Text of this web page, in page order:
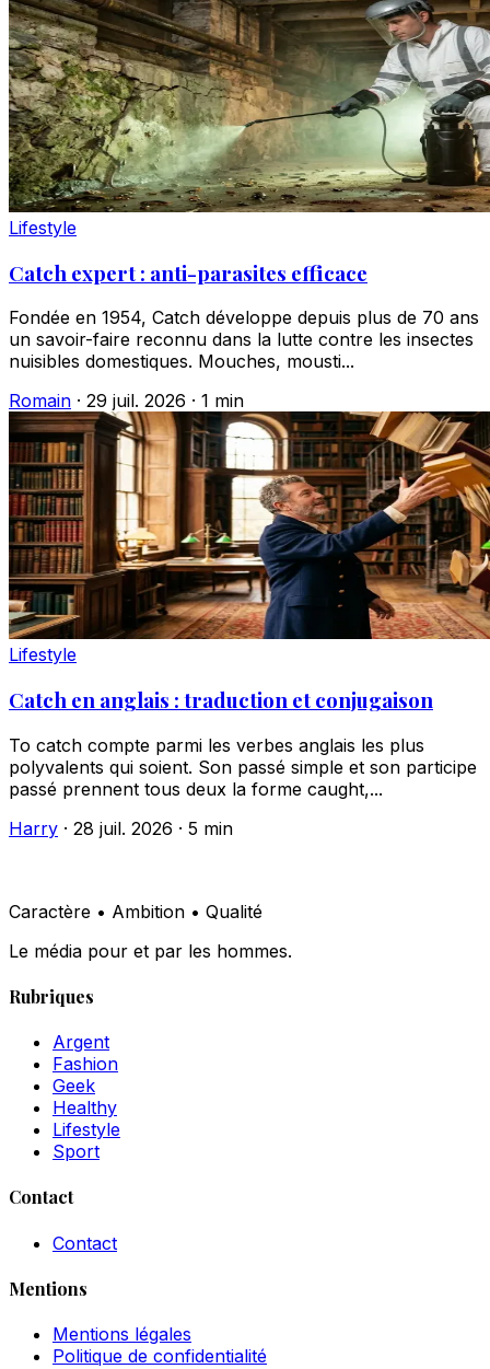
Lifestyle
Catch expert : anti-parasites efficace
Fondée en 1954, Catch développe depuis plus de 70 ans
un savoir-faire reconnu dans la lutte contre les insectes
nuisibles domestiques. Mouches, mousti...
Romain · 29 juil. 2026 · 1 min
Lifestyle
Catch en anglais : traduction et conjugaison
To catch compte parmi les verbes anglais les plus
polyvalents qui soient. Son passé simple et son participe
passé prennent tous deux la forme caught,...
Harry · 28 juil. 2026 · 5 min
Caractère • Ambition • Qualité
Le média pour et par les hommes.
Rubriques
Argent
Fashion
Geek
Healthy
Lifestyle
Sport
Contact
Contact
Mentions
Mentions légales
Politique de confidentialité